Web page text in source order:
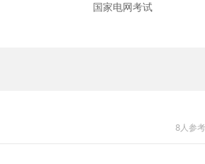
国家电网考试
8人参考